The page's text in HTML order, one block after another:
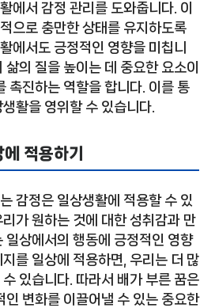
에서 감정 관리를 도와줍니다. 이
으로 충만한 상태를 유지하도록
에서도 긍정적인 영향을 미칩니
의 질을 높이는 데 중요한 요소이
촉진하는 역할을 합니다. 이를 통
활을 영위할 수 있습니다.
적용하기
감정은 일상생활에 적용할 수 있
가 원하는 것에 대한 성취감과 만
일상에서의 행동에 긍정적인 영향
를 일상에 적용하면, 우리는 더 많
있습니다. 따라서 배가 부른 꿈은
인 변화를 이끌어낼 수 있는 중요한